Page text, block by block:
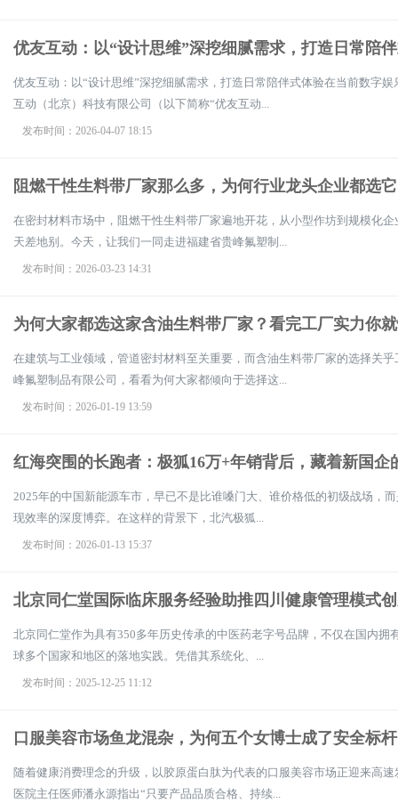
优友互动：以“设计思维”深挖细腻需求，打造日常陪
优友互动：以“设计思维”深挖细腻需求，打造日常陪伴式体验在当前数字
互动（北京）科技有限公司（以下简称“优友互动...
发布时间：2026-04-07 18:15
阻燃干性生料带厂家那么多，为何行业龙头企业都选
在密封材料市场中，阻燃干性生料带厂家遍地开花，从小型作坊到规模化
天差地别。今天，让我们一同走进福建省贵峰氟塑制...
发布时间：2026-03-23 14:31
为何大家都选这家含油生料带厂家？看完工厂实力你
在建筑与工业领域，管道密封材料至关重要，而含油生料带厂家的选择关
峰氟塑制品有限公司，看看为何大家都倾向于选择这...
发布时间：2026-01-19 13:59
红海突围的长跑者：极狐16万+年销背后，藏着新国企
2025年的中国新能源车市，早已不是比谁嗓门大、谁价格低的初级战场，
现效率的深度博弈。在这样的背景下，北汽极狐...
发布时间：2026-01-13 15:37
北京同仁堂国际临床服务经验助推四川健康管理模式
北京同仁堂作为具有350多年历史传承的中医药老字号品牌，不仅在国内
球多个国家和地区的落地实践。凭借其系统化、...
发布时间：2025-12-25 11:12
口服美容市场鱼龙混杂，为何五个女博士成了安全标
随着健康消费理念的升级，以胶原蛋白肽为代表的口服美容市场正迎来高
医院主任医师潘永源指出“只要产品品质合格、持续...